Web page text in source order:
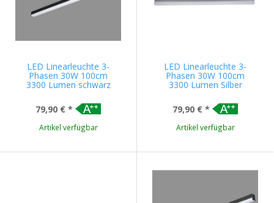
LED Linearleuchte 3-
Phasen 30W 100cm
3300 Lumen schwarz
79,90 € *
Artikel verfügbar
LED Linearleuchte 3-
Phasen 30W 100cm
3300 Lumen Silber
79,90 € *
Artikel verfügbar